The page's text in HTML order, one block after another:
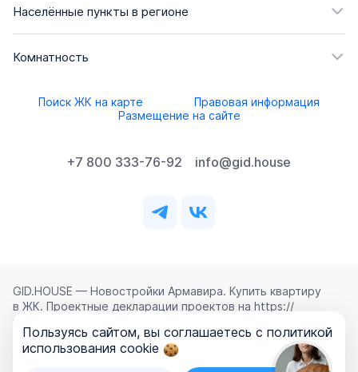
Населённые пункты в регионе
Комнатность
Поиск ЖК на карте
Правовая информация
Размещение на сайте
+7 800 333-76-92 info@gid.house
GID.HOUSE — Новостройки Армавира. Купить квартиру
в ЖК. Проектные декларации проектов на https://
наш.дом.рф.
Использование сайта означает согласие с Лицензионным
соглашением,Политикой конфиденциальности
и
Политикой обработки персональных данных.
Пользуясь сайтом, вы соглашаетесь с политикой
использования cookie